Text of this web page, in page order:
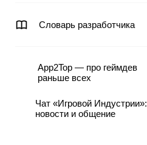
Словарь разработчика
App2Top — про геймдев
раньше всех
Чат «Игровой Индустрии»:
новости и общение